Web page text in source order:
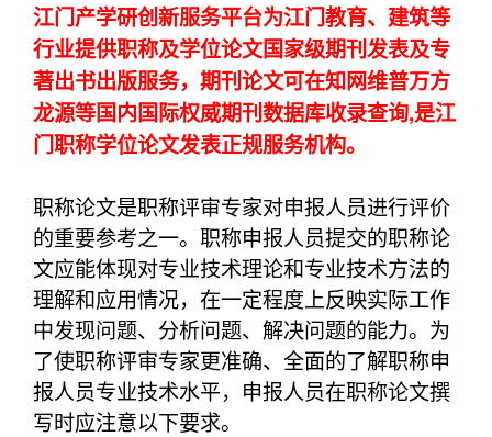
江门产学研创新服务平台为江门教育、建筑等
行业提供职称及学位论文国家级期刊发表及专
著出书出版服务，期刊论文可在知网维普万方
龙源等国内国际权威期刊数据库收录查询,是江
门职称学位论文发表正规服务机构。
职称论文是职称评审专家对申报人员进行评价
的重要参考之一。职称申报人员提交的职称论
文应能体现对专业技术理论和专业技术方法的
理解和应用情况，在一定程度上反映实际工作
中发现问题、分析问题、解决问题的能力。为
了使职称评审专家更准确、全面的了解职称申
报人员专业技术水平，申报人员在职称论文撰
写时应注意以下要求。